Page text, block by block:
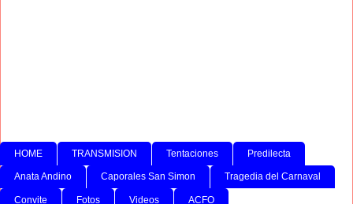
HOME TRANSMISION Tentaciones Predilecta
Anata Andino Caporales San Simon Tragedia del Carnaval
Convite Fotos Videos ACFO